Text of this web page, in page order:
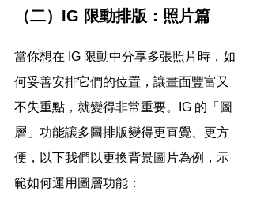
（二）IG 限動排版：照片篇
當你想在 IG 限動中分享多張照片時，如
何妥善安排它們的位置，讓畫面豐富又
不失重點，就變得非常重要。IG 的「圖
層」功能讓多圖排版變得更直覺、更方
便，以下我們以更換背景圖片為例，示
範如何運用圖層功能：